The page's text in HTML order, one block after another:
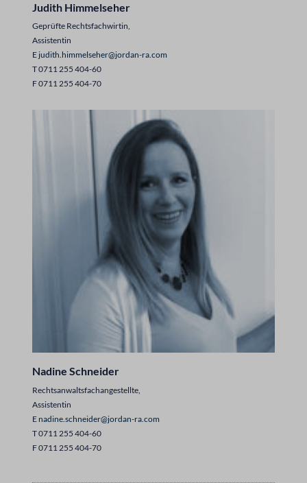
Judith Himmelseher
Geprüfte Rechtsfachwirtin,
Assistentin
E judith.himmelseher@jordan-ra.com
T 0711 255 404-60
F 0711 255 404-70
Nadine Schneider
Rechtsanwaltsfachangestellte,
Assistentin
Enadine.schneider@jordan-ra.com
T 0711 255 404-60
F 0711 255 404-70